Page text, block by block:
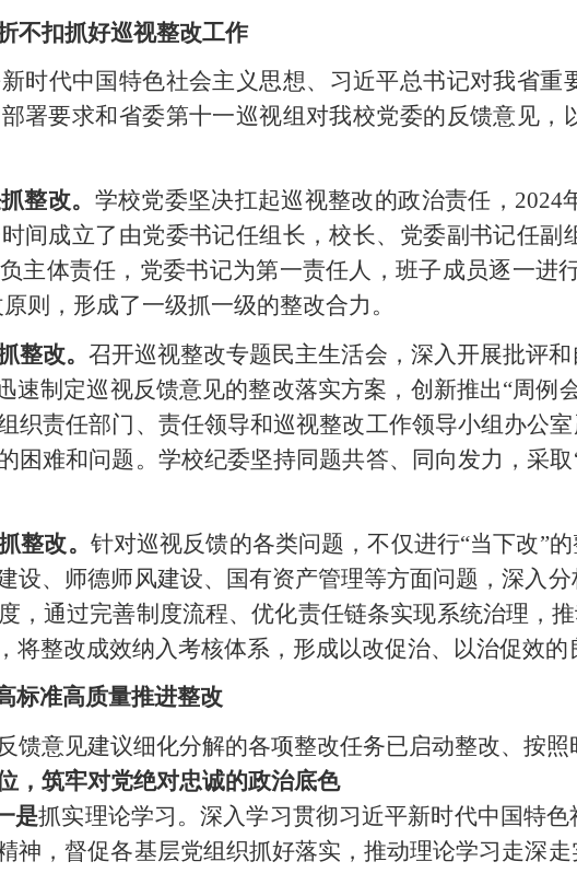
不扣抓好巡视整改工作
时代中国特色社会主义思想、习近平总书记对我省
署要求和省委第十一巡视组对我校党委的反馈意见
整改。 学校党委坚决扛起巡视整改的政治责任， 2024
间成立了由党委书记任组长，校长、党委副书记任
主体责任，党委书记为第一责任人，班子成员逐一进
则，形成了一级抓一级的整改合力。
整改。召开巡视整改专题民主生活会，深入开展批评
速制定巡视反馈意见的整改落实方案，创新推出“周例
织责任部门、责任领导和巡视整改工作领导小组办公
困难和问题。学校纪委坚持同题共答、同向发力，采
整改。 针对巡视反馈的各类问题，不仅进行“当下改”
设、师德师风建设、国有资产管理等方面问题，深入
，通过完善制度流程、优化责任链条实现系统治理，
将整改成效纳入考核体系，形成以改促治、以治促效的
标准高质量推进整改
馈意见建议细化分解的各项整改任务已启动整改、按照
，筑牢对党绝对忠诚的政治底色
是抓实理论学习。深入学习贯彻习近平新时代中国特
神，督促各基层党组织抓好落实，推动理论学习走深走